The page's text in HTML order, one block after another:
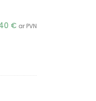
€ ar PVN